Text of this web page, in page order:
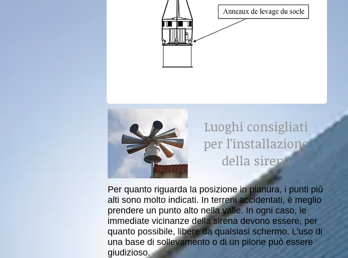
Luoghi consigliati
per l'installazione
della sirena
Per quanto riguarda la posizione in pianura, i punti più
alti sono molto indicati. In terreni accidentati, è meglio
prendere un punto alto nella valle. In ogni caso, le
immediate vicinanze della sirena devono essere, per
quanto possibile, libere da qualsiasi schermo. L'uso di
una base di sollevamento o di un pilone può essere
giudizioso.